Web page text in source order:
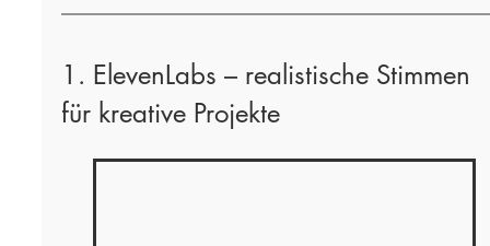
1. ElevenLabs – realistische Stimmen
für kreative Projekte